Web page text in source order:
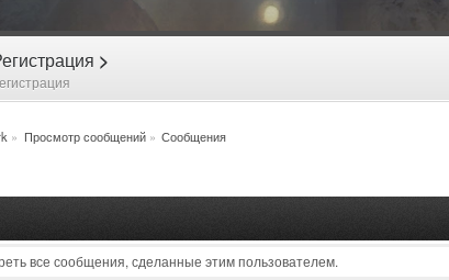
>
» Просмотр сообщений» Сообщения
все сообщения, сделанные этим пользователем.